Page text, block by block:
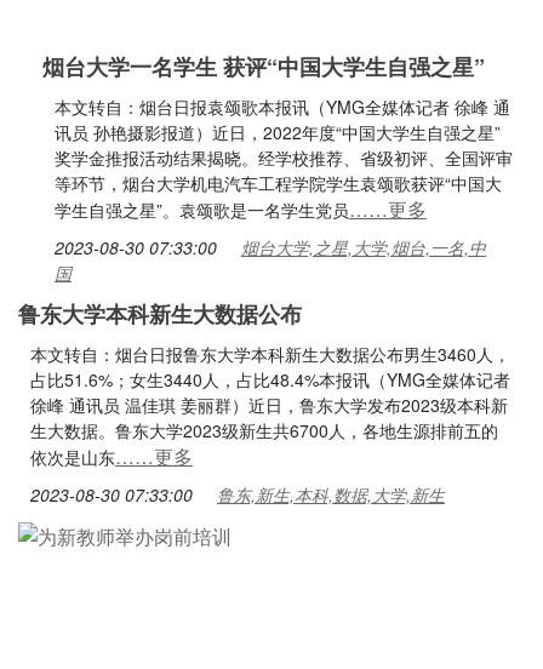
烟台大学一名学生 获评“中国大学生自强之星”
本文转自：烟台日报袁颂歌本报讯（YMG全媒体记者 徐峰 通
讯员 孙艳摄影报道）近日，2022年度“中国大学生自强之星”
奖学金推报活动结果揭晓。经学校推荐、省级初评、全国评审
等环节，烟台大学机电汽车工程学院学生袁颂歌获评“中国大
学生自强之星”。袁颂歌是一名学生党员……更多
2023-08-30 07:33:00
烟台大学,之星,大学,烟台,一名,中
国
鲁东大学本科新生大数据公布
本文转自：烟台日报鲁东大学本科新生大数据公布男生3460人，
占比51.6%；女生3440人，占比48.4%本报讯（YMG全媒体记者
徐峰 通讯员 温佳琪 姜丽群）近日，鲁东大学发布2023级本科新
生大数据。鲁东大学2023级新生共6700人，各地生源排前五的
依次是山东……更多
2023-08-30 07:33:00 鲁东,新生,本科,数据,大学,新生